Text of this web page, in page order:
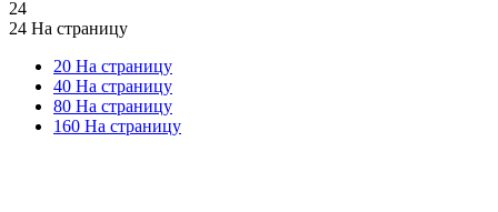
24
24 На страницу
20 На страницу
40 На страницу
80 На страницу
160 На страницу